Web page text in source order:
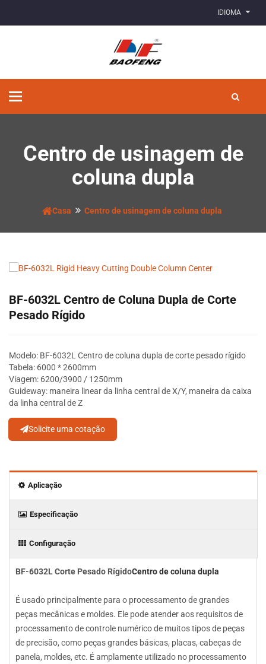
IDIOMA
Alternar
Centro de usinagem de
coluna dupla
Casa Centro de usinagem de coluna dupla
BF-6032L Centro de Coluna Dupla de Corte
Pesado Rígido
Modelo: BF-6032L Centro de coluna dupla de corte pesado rígido
Tabela: 6000 * 2600mm
Viagem: 6200/3900 / 1250mm
Guideway: maneira linear da linha central de X/Y, maneira da caixa
da linha central de Z
Solicite uma cotação
Aplicação
Especificação
Configuração
BF-6032L Corte Pesado RígidoCentro de coluna dupla
É usado principalmente para o processamento de grandes
peças mecânicas e moldes. Ele pode atender aos requisitos de
processamento de controle numérico de muitos tipos de peças
de precisão, como peças grandes básicas, placas, cabeças de
panela, moldes, etc. É amplamente utilizado no processamento